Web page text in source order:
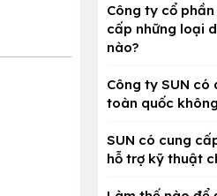
Công ty cổ
cấp những loại
nào?
Công ty SUN
toàn quốc
SUN có cung
hỗ trợ kỹ thuật